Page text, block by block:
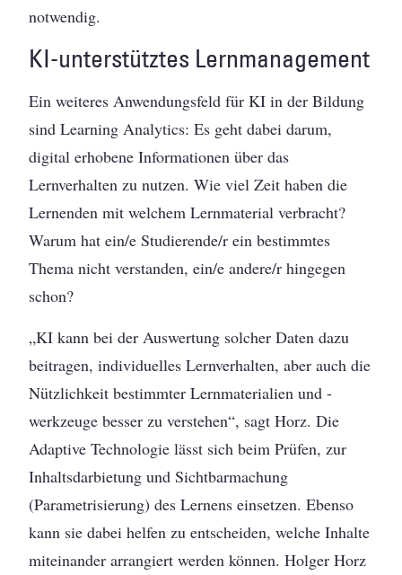
notwendig.
KI-unterstütztes Lernmanagement
Ein weiteres Anwendungsfeld für KI in der Bildung
sind Learning Analytics: Es geht dabei darum,
digital erhobene Informationen über das
Lernverhalten zu nutzen. Wie viel Zeit haben die
Lernenden mit welchem Lernmaterial verbracht?
Warum hat ein/e Studierende/r ein bestimmtes
Thema nicht verstanden, ein/e andere/r hingegen
schon?
„KI kann bei der Auswertung solcher Daten dazu
beitragen, individuelles Lernverhalten, aber auch die
Nützlichkeit bestimmter Lernmaterialien und -
werkzeuge besser zu verstehen“, sagt Horz. Die
Adaptive Technologie lässt sich beim Prüfen, zur
Inhaltsdarbietung und Sichtbarmachung
(Parametrisierung) des Lernens einsetzen. Ebenso
kann sie dabei helfen zu entscheiden, welche Inhalte
miteinander arrangiert werden können. Holger Horz